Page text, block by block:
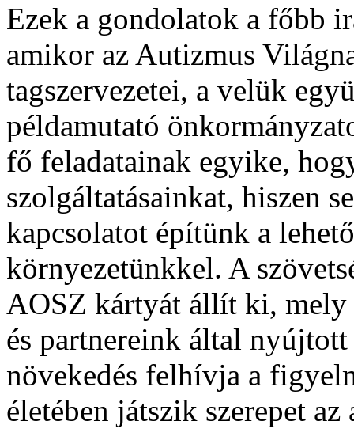
Ezek a gondolatok a főbb
amikor az Autizmus
tagszervezetei, a velük
példamutató
fő feladatainak egyike,
szolgáltatásainkat, hiszen
kapcsolatot építünk a
környezetünkkel. A
AOSZ kártyát állít ki, mely
és partnereink által
növekedés felhívja a
életében játszik szerepet az